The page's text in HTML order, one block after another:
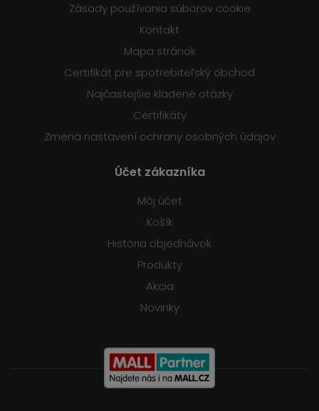
Zásady používania súborov cookie
Kontakt
Mapa stránok
Certifikát pre spotrebiteľský obchod
Najčastejšie kladené otázky
Certifikáty
Zmena nastavení ochrany osobných údajov
Účet zákazníka
Môj účet
Košík
História objednávok
Produkty
Akcia
Novinky